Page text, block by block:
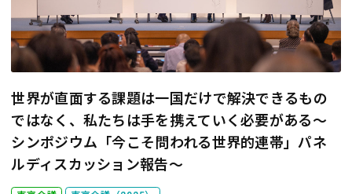
世界が直面する課題は一国だけで解決できるもの
ではなく、私たちは手を携えていく必要がある～
シンポジウム「今こそ問われる世界的連帯」パネ
ルディスカッション報告～